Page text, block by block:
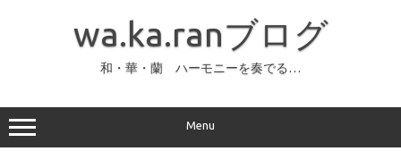
ッ
プ
wa.ka.ranブログ
和・華・蘭 ハーモニーを奏でる…
Menu